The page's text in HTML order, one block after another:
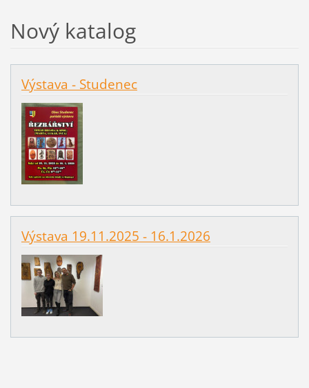
Nový katalog
Výstava - Studenec
Výstava 19.11.2025 - 16.1.2026